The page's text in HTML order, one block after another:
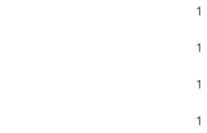
1
1
1
1